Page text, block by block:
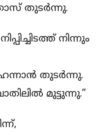
തുടർന്നു.
നിന്നും
തുടർന്നു.
മുട്ടുന്നു.”